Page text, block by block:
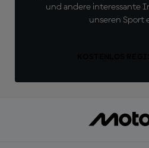
und andere interessante
unseren Sport